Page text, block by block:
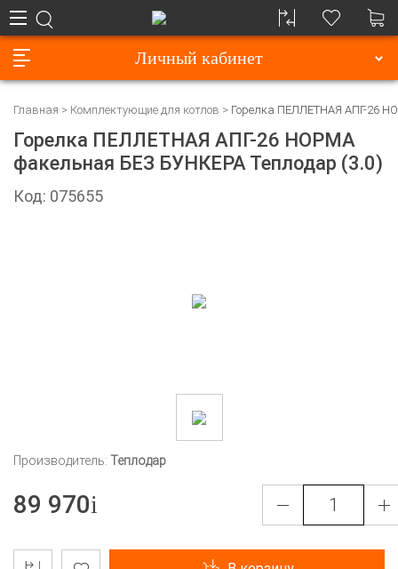
Личный кабинет
Главная Комплектующие для котлов Горелка ПЕЛЛЕТНАЯ АПГ-26
Горелка ПЕЛЛЕТНАЯ АПГ-26 НОРМА
факельная БЕЗ БУНКЕРА Теплодар (3.0)
Код: 075655
Производитель: Теплодар
89 970